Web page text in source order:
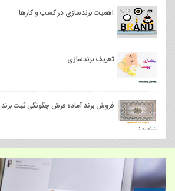
اهمیت برندسازی در کسب و کارها
تعریف برندسازی
فروش برند آماده فرش چگونگی ثبت